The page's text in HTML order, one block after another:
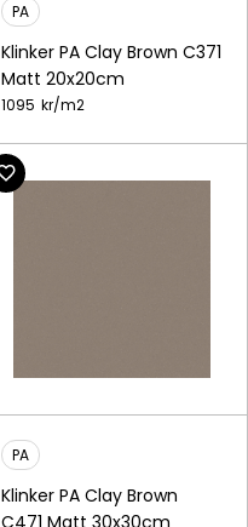
PA
Klinker PA Clay Brown C371
Matt 20x20cm
1095 kr/m2
PA
Klinker PA Clay Brown
C471 Matt 30x30cm